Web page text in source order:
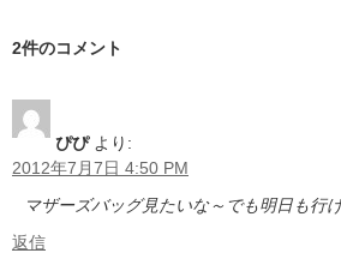
2件のコメント
ぴぴ より:
2012年7月7日 4:50 PM
マザーズバッグ見たいな～でも明日も行
返信